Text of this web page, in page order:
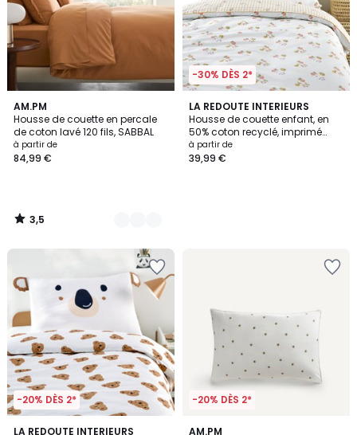
AM.PM
Housse de couette en percale
de coton lavé 120 fils, SABBAL
à partir de
84,99 €
3,5
/ 5
2
Couleurs
3,5
/
-30% DÈS 2*
LA REDOUTE INTERIEURS
Housse de couette enfant, en
50% coton recyclé, imprimé
fruits, LILAS
à partir de
39,99 €
-20% DÈS 2*
LA REDOUTE INTERIEURS
5
-20% DÈS 2*
AM.PM
4,5